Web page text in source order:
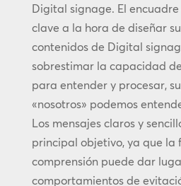
Digital signage. El
clave a la hora de diseñar
contenidos de Digital
sobrestimar la capacidad
para entender y procesar,
«nosotros» podemos
Los mensajes claros y
principal objetivo, ya que la
comprensión puede dar
comportamientos de